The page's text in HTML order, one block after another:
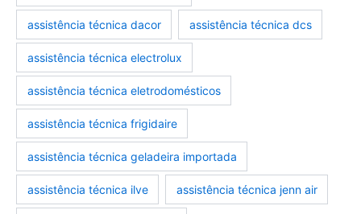
assistência técnica dacor assistência técnica dcs
assistência técnica electrolux
assistência técnica eletrodomésticos
assistência técnica frigidaire
assistência técnica geladeira importada
assistência técnica ilve assistência técnica jenn air